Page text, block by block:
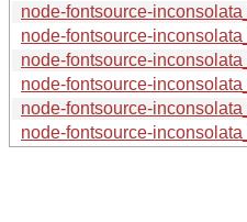
node-fontsource-
node-fontsource-
node-fontsource-
node-fontsource-
node-fontsource-
node-fontsource-